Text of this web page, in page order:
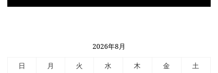
2026年8月
日 月 火 水 木 金 土